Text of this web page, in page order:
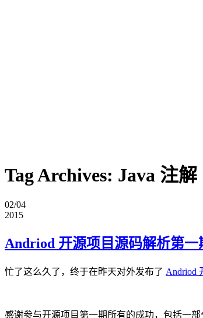
Tag Archives: Java 注解
02/04
2015
Andriod 开源项目源码解析第一
忙了这么久了，终于在昨天对外发布了 Andriod
感谢参与开源项目第一期所有的成功，包括一